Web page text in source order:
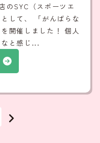
SYC（スポーツエ
して、 「がんばらな
開催しました！ 個人
と感じ...